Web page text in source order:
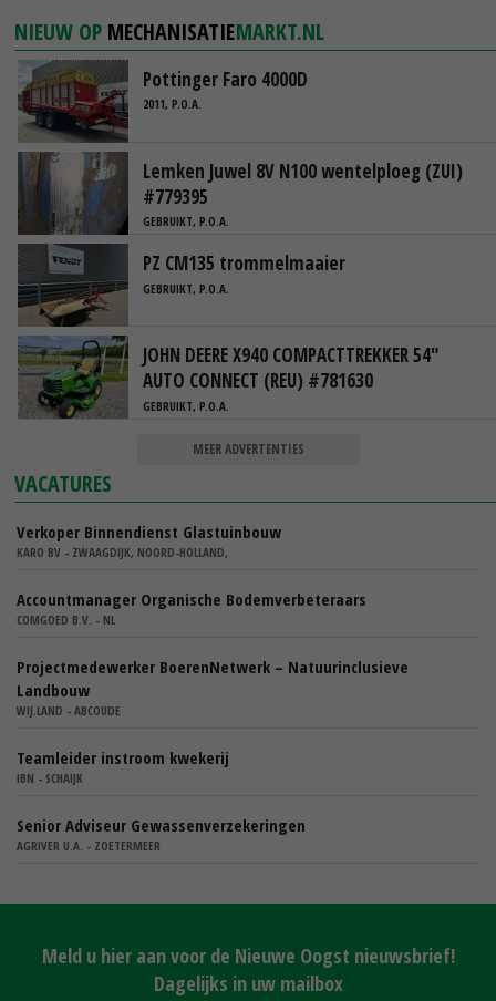
NIEUW OP MECHANISATIEMARKT.NL
Pottinger Faro 4000D
2011, P.O.A.
Lemken Juwel 8V N100 wentelploeg (ZUI)
#779395
GEBRUIKT, P.O.A.
PZ CM135 trommelmaaier
GEBRUIKT, P.O.A.
JOHN DEERE X940 COMPACTTREKKER 54"
AUTO CONNECT (REU) #781630
GEBRUIKT, P.O.A.
MEER ADVERTENTIES
VACATURES
Verkoper Binnendienst Glastuinbouw
KARO BV - ZWAAGDIJK, NOORD-HOLLAND,
Accountmanager Organische Bodemverbeteraars
COMGOED B.V. - NL
Projectmedewerker BoerenNetwerk – Natuurinclusieve
Landbouw
WIJ.LAND - ABCOUDE
Teamleider instroom kwekerij
IBN - SCHAIJK
Senior Adviseur Gewassenverzekeringen
AGRIVER U.A. - ZOETERMEER
Meld u hier aan voor de Nieuwe Oogst nieuwsbrief!
Dagelijks in uw mailbox